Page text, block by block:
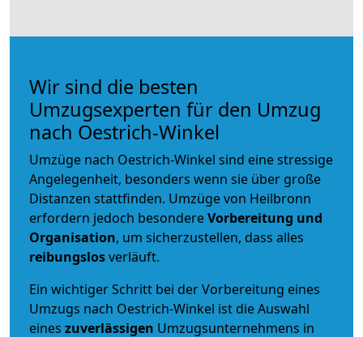
Wir sind die besten
Umzugsexperten für den Umzug
nach Oestrich-Winkel
Umzüge nach Oestrich-Winkel sind eine stressige
Angelegenheit, besonders wenn sie über große
Distanzen stattfinden. Umzüge von Heilbronn
erfordern jedoch besondereVorbereitung und
Organisation, um sicherzustellen, dass alles
reibungslosverläuft.
Ein wichtiger Schritt bei der Vorbereitung eines
Umzugs nach Oestrich-Winkel ist die Auswahl
eines zuverlässigen Umzugsunternehmens in